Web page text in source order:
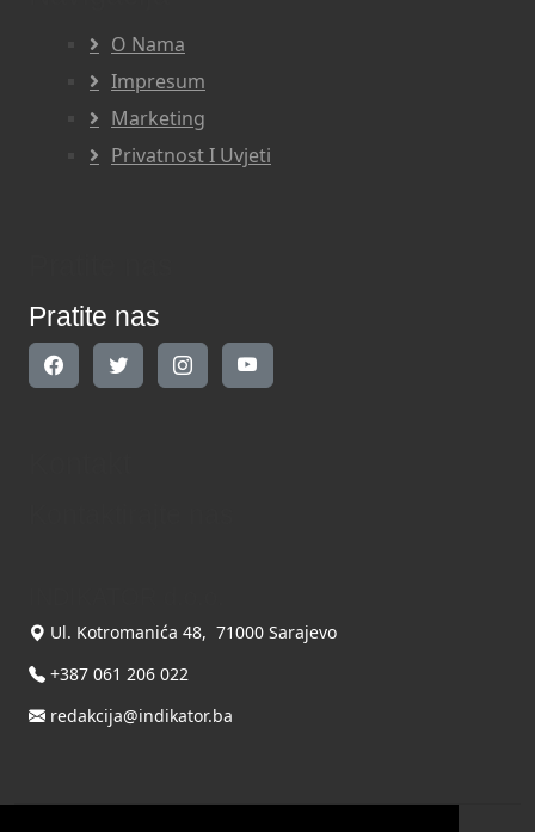
O Nama
Impresum
Marketing
Privatnost I Uvjeti
Pratite nas
Ul. Kotromanića 48, 71000 Sarajevo
+387 061 206 022
redakcija@indikator.ba